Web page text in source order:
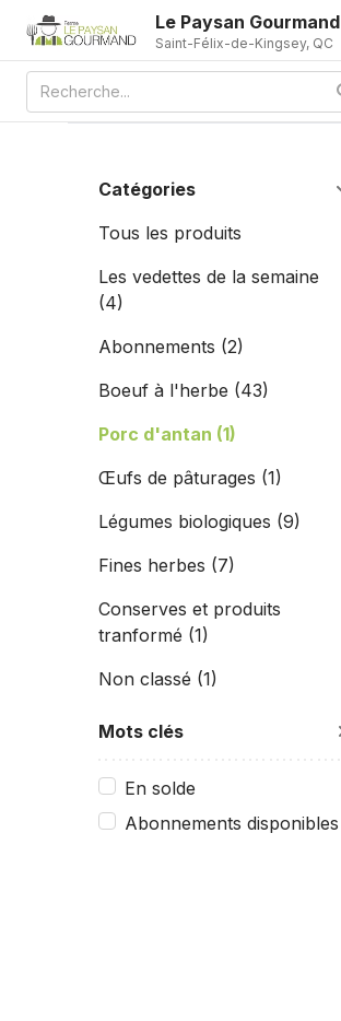
Le Paysan Gourmand
Saint-Félix-de-Kingsey, QC
Catégories
Tous les produits
Les vedettes de la semaine
(4)
Abonnements (2)
Boeuf à l'herbe (43)
Porc d'antan (1)
Œufs de pâturages (1)
Légumes biologiques (9)
Fines herbes (7)
Conserves et produits
tranformé (1)
Non classé (1)
Mots clés
En solde
Abonnements disponibles